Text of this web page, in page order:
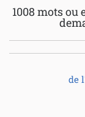
1008 mots
de